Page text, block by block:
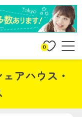
0
アハウス・